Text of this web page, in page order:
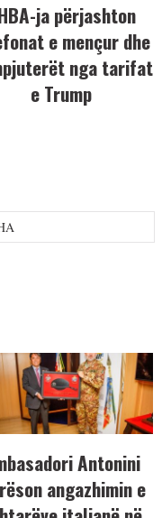
ja përjashton
e mençur dhe
nga tarifat
e Trump
Antonini
angazhimin e